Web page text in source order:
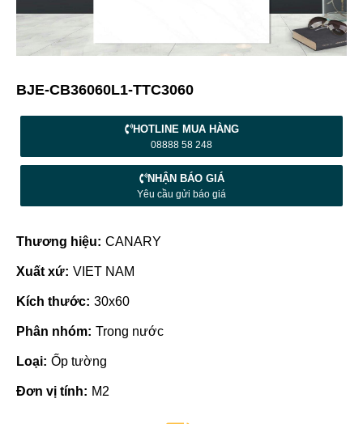
BJE-CB36060L1-TTC3060
HOTLINE MUA HÀNG
08888 58 248
NHẬN BÁO GIÁ
Yêu cầu gửi báo giá
Thương hiệu: CANARY
Xuất xứ: VIET NAM
Kích thước: 30x60
Phân nhóm: Trong nước
Loại: Ốp tường
Đơn vị tính: M2